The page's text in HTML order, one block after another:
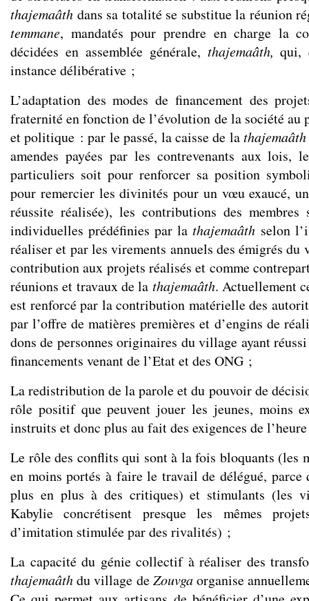
thajemaâth dans sa totalité se substitue la réunion
temmane, mandatés pour prendre en charge la
décidées en assemblée générale, thajemaâth,qui,
instance délibérative ;
L’adaptation des modes de financement des
fraternité en fonction de l’évolution de la société au
et politique : par le passé, la caisse de lathajemaâth
amendes payées par les contrevenants aux lois,
particuliers soit pour renforcer sa position
pour remercier les divinités pour un vœu exaucé,
réussite réalisée), les contributions des membres
individuelles prédéfinies par la thajemaâth selon
réaliser et par les virements annuels des émigrés
contribution aux projets réalisés et comme
réunions et travaux de la thajemaâth. Actuellement
est renforcé par la contribution matérielle des
par l’offre de matières premières et d’engins de
dons de personnes originaires du village ayant
financements venant de l’Etat et des ONG ;
La redistribution de la parole et du pouvoir de
rôle positif que peuvent jouer les jeunes, moins
instruits et donc plus au fait des exigences de
Le rôle des conflits qui sont à la fois bloquants (les
en moins portés à faire le travail de délégué, parce
plus en plus à des critiques) et stimulants (les
Kabylie concrétisent presque les mêmes
d’imitation stimulée par des rivalités) ;
La capacité du génie collectif à réaliser des
thajemaâthdu village deZouvgaorganise